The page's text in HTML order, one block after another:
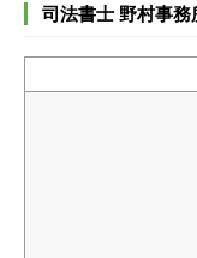
司法書士 野村事務